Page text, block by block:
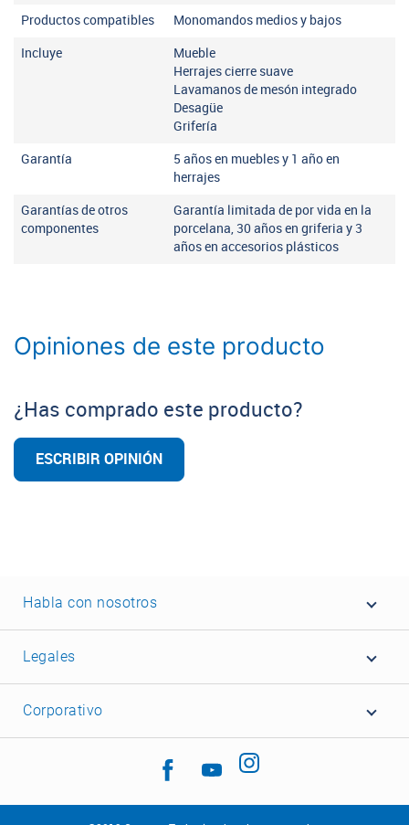
Productos compatibles Monomandos medios y bajos
Incluye
Mueble
Herrajes cierre suave
Lavamanos de mesón integrado
Desagüe
Grifería
Garantía
5 años en muebles y 1 año en
herrajes
Garantías de otros
componentes
Garantía limitada de por vida en la
porcelana, 30 años en griferia y 3
años en accesorios plásticos
Opiniones de este producto
¿Has comprado este producto?
ESCRIBIR OPINIÓN
Habla con nosotros
Legales
Corporativo